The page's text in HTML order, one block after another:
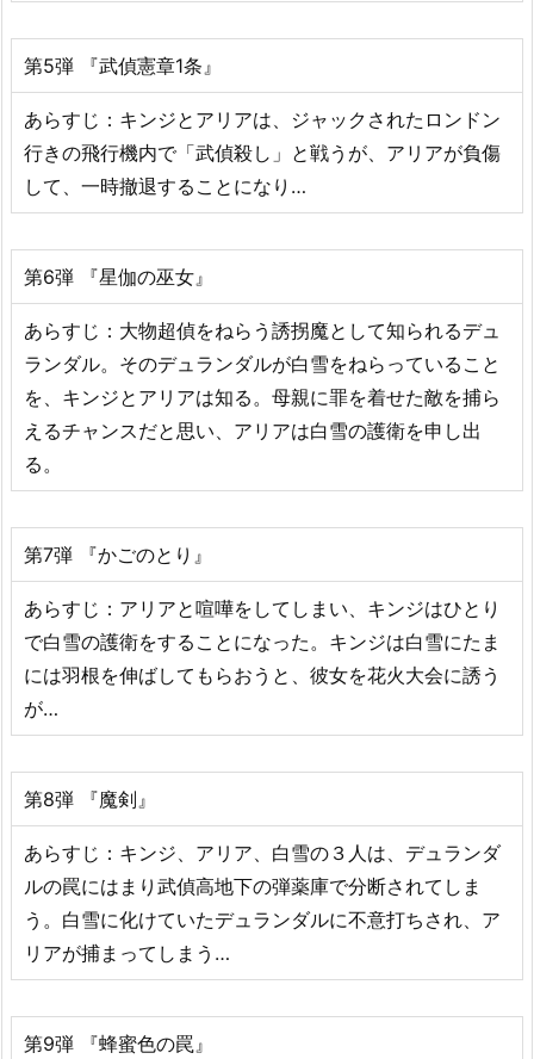
第5弾 『武偵憲章1条』
あらすじ：キンジとアリアは、ジャックされたロンドン
行きの飛行機内で「武偵殺し」と戦うが、アリアが負傷
して、一時撤退することになり…
第6弾 『星伽の巫女』
あらすじ：大物超偵をねらう誘拐魔として知られるデュ
ランダル。そのデュランダルが白雪をねらっていること
を、キンジとアリアは知る。母親に罪を着せた敵を捕ら
えるチャンスだと思い、アリアは白雪の護衛を申し出
る。
第7弾 『かごのとり』
あらすじ：アリアと喧嘩をしてしまい、キンジはひとり
で白雪の護衛をすることになった。キンジは白雪にたま
には羽根を伸ばしてもらおうと、彼女を花火大会に誘う
が…
第8弾 『魔剣』
あらすじ：キンジ、アリア、白雪の３人は、デュランダ
ルの罠にはまり武偵高地下の弾薬庫で分断されてしま
う。白雪に化けていたデュランダルに不意打ちされ、ア
リアが捕まってしまう…
第9弾 『蜂蜜色の罠』